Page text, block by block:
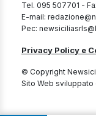
Tel. 095 507701 -
E-mail:
Pec:
Privacy Policy e
© Copyright
Sito Web sviluppato